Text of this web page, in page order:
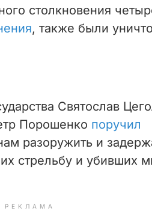
столкновения
, также были
Святослав
Порошенко поручил
разоружить и
стрельбу и убивших
РЕКЛАМА